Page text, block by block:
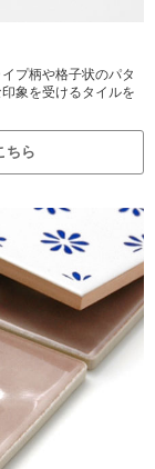
プ柄や格子状のパタ
象を受けるタイルを
ちら